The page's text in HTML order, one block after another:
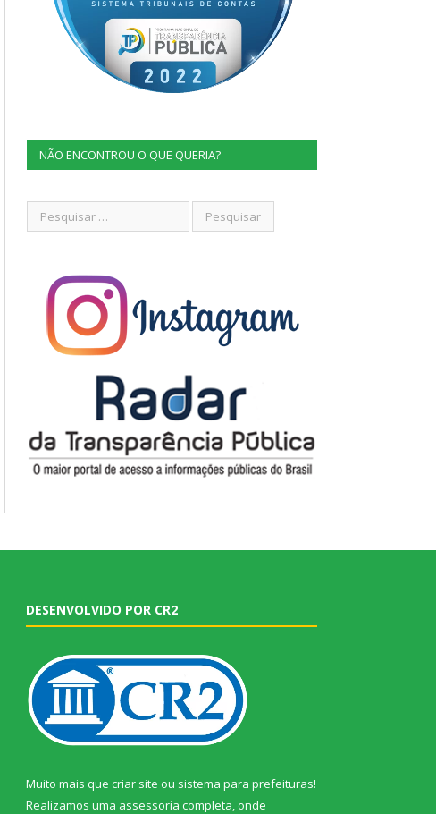
NÃO ENCONTROU O QUE QUERIA?
DESENVOLVIDO POR CR2
Muito mais que criar site ou sistema para prefeituras!
Realizamos uma assessoria completa, onde